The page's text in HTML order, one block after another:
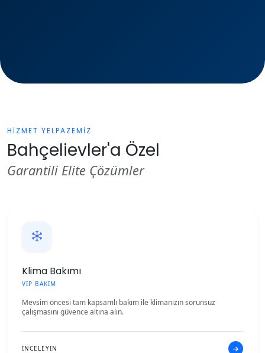
HİZMET YELPAZEMİZ
Bahçelievler'a Özel
Garantili Elite Çözümler
Klima Bakımı
VIP BAKIM
Mevsim öncesi tam kapsamlı bakım ile klimanızın sorunsuz
çalışmasını güvence altına alın.
İNCELEYİN